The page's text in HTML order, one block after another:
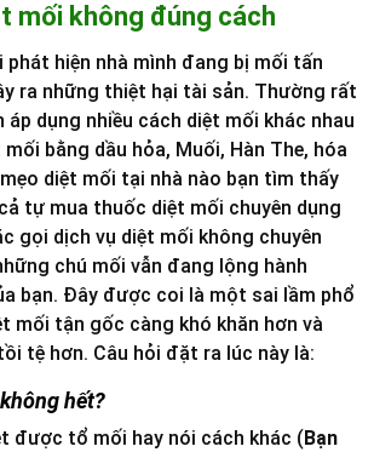
mối không đúng cách
phát hiện nhà mình đang bị mối tấn
ra những thiệt hại tài sản. Thường rất
áp dụng nhiều cách diệt mối khác nhau
bằng dầu hỏa, Muối, Hàn The, hóa
diệt mối tại nhà nào bạn tìm thấy
tự mua thuốc diệt mối chuyên dụng
gọi dịch vụ diệt mối không chuyên
chú mối vẫn đang lộng hành
bạn. Đây được coi là một sai lầm phổ
mối tận gốc càng khó khăn hơn và
tệ hơn. Câu hỏi đặt ra lúc này là:
hết?
được tổ mối hay nói cách khác ( Bạn